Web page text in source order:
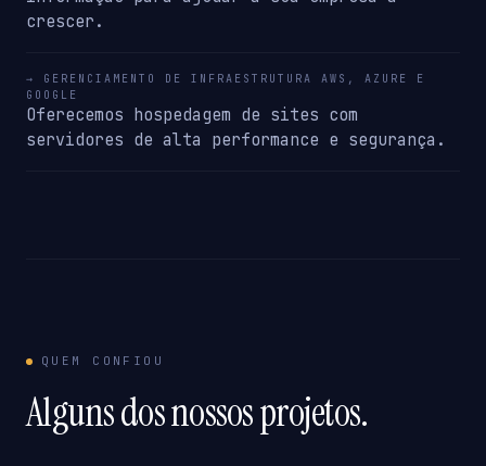
crescer.
→ GERENCIAMENTO DE INFRAESTRUTURA AWS, AZURE E
GOOGLE
Oferecemos hospedagem de sites com
servidores de alta performance e segurança.
QUEM CONFIOU
Alguns dos nossos projetos.